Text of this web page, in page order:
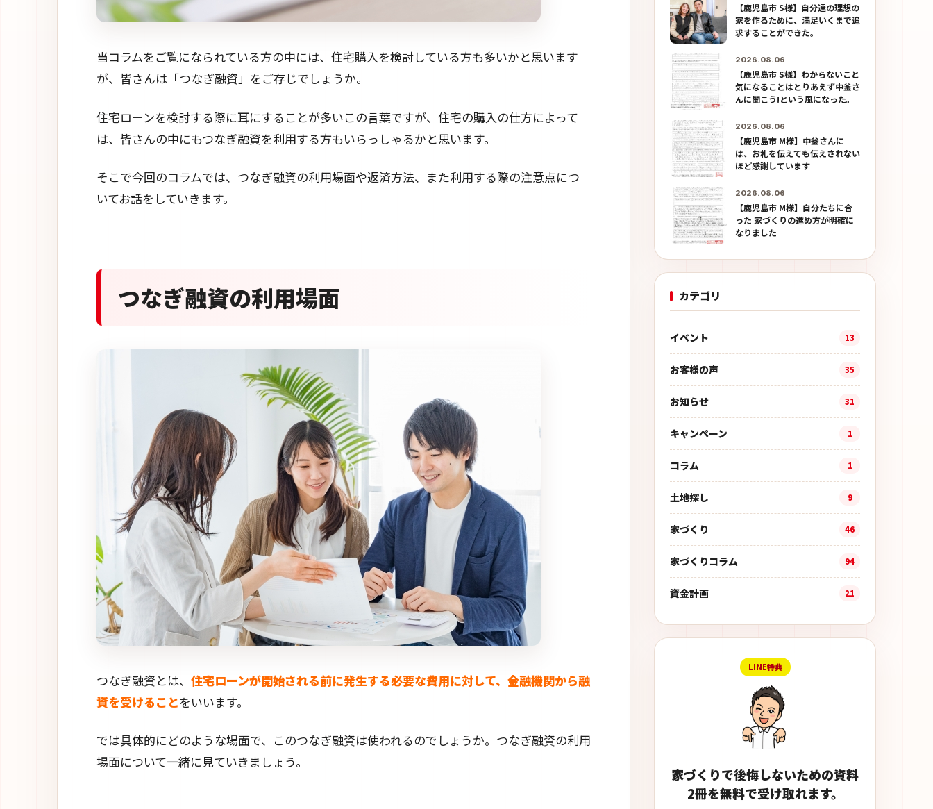
当コラムをご覧になられている方の中には、住宅購入を検討している方も多いかと思います
が、皆さんは「つなぎ融資」をご存じでしょうか。
住宅ローンを検討する際に耳にすることが多いこの言葉ですが、住宅の購入の仕方によって
は、皆さんの中にもつなぎ融資を利用する方もいらっしゃるかと思います。
そこで今回のコラムでは、つなぎ融資の利用場面や返済方法、また利用する際の注意点につ
いてお話をしていきます。
つなぎ融資の利用場面
つなぎ融資とは、 住宅ローンが開始される前に発生する必要な費用に対して、金融機関から融
資を受けることをいいます。
では具体的にどのような場面で、このつなぎ融資は使われるのでしょうか。つなぎ融資の利用
場面について一緒に見ていきましょう。
【鹿児島市 S様】自分達の理想の
家を作るために、満足いくまで追
求することができた。
2026.08.06
【鹿児島市 S様】わからないこと
気になることはとりあえず中釜さ
んに聞こう!という風になった。
2026.08.06
【鹿児島市 M様】中釜さんに
は、お札を伝えても伝えされない
ほど感謝しています
2026.08.06
【鹿児島市 M様】自分たちに合
った 家づくりの進め方が明確に
なりました
カテゴリ
イベント 13
お客様の声 35
お知らせ 31
キャンペーン 1
コラム 1
土地探し 9
家づくり 46
家づくりコラム 94
資金計画 21
LINE特典
家づくりで後悔しないための資料
2冊を無料で受け取れます。